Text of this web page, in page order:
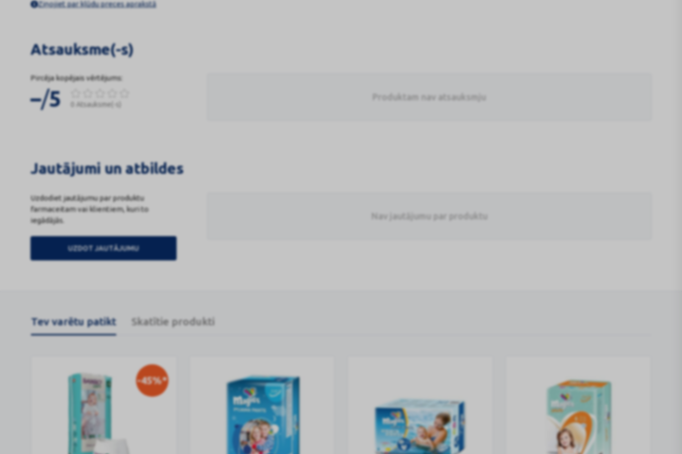
Ziņojiet par kļūdu preces aprakstā
Atsauksme(-s)
Pircēja kopējais vērtējums:
–/5 0 Atsauksme(-s)
Produktam nav atsauksmju
Jautājumi un atbildes
Uzdodiet jautājumu par produktu
farmaceitam vai klientiem, kuri to
iegādājās.
UZDOT JAUTĀJUMU
Nav jautājumu par produktu
Tev varētu patikt Skatītie produkti
-45%*